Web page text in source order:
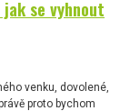
se vyhnout
venku, dovolené,
proto bychom